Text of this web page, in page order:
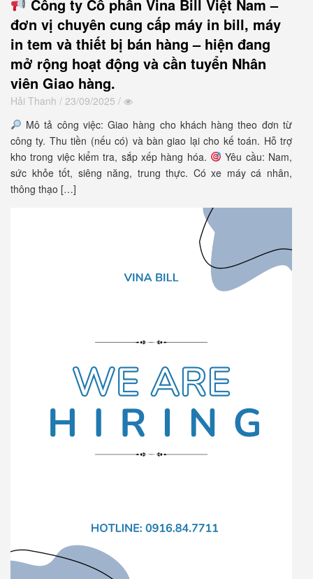
Công ty Cổ phần Vina Bill Việt Nam –
đơn vị chuyên cung cấp máy in bill, máy
in tem và thiết bị bán hàng – hiện đang
mở rộng hoạt động và cần tuyển Nhân
viên Giao hàng.
Hải Thanh / 23/09/2025 /
Mô tả công việc: Giao hàng cho khách hàng theo đơn từ
công ty. Thu tiền (nếu có) và bàn giao lại cho kế toán. Hỗ trợ
kho trong việc kiểm tra, sắp xếp hàng hóa.
Yêu cầu: Nam,
sức khỏe tốt, siêng năng, trung thực. Có xe máy cá nhân,
thông thạo […]